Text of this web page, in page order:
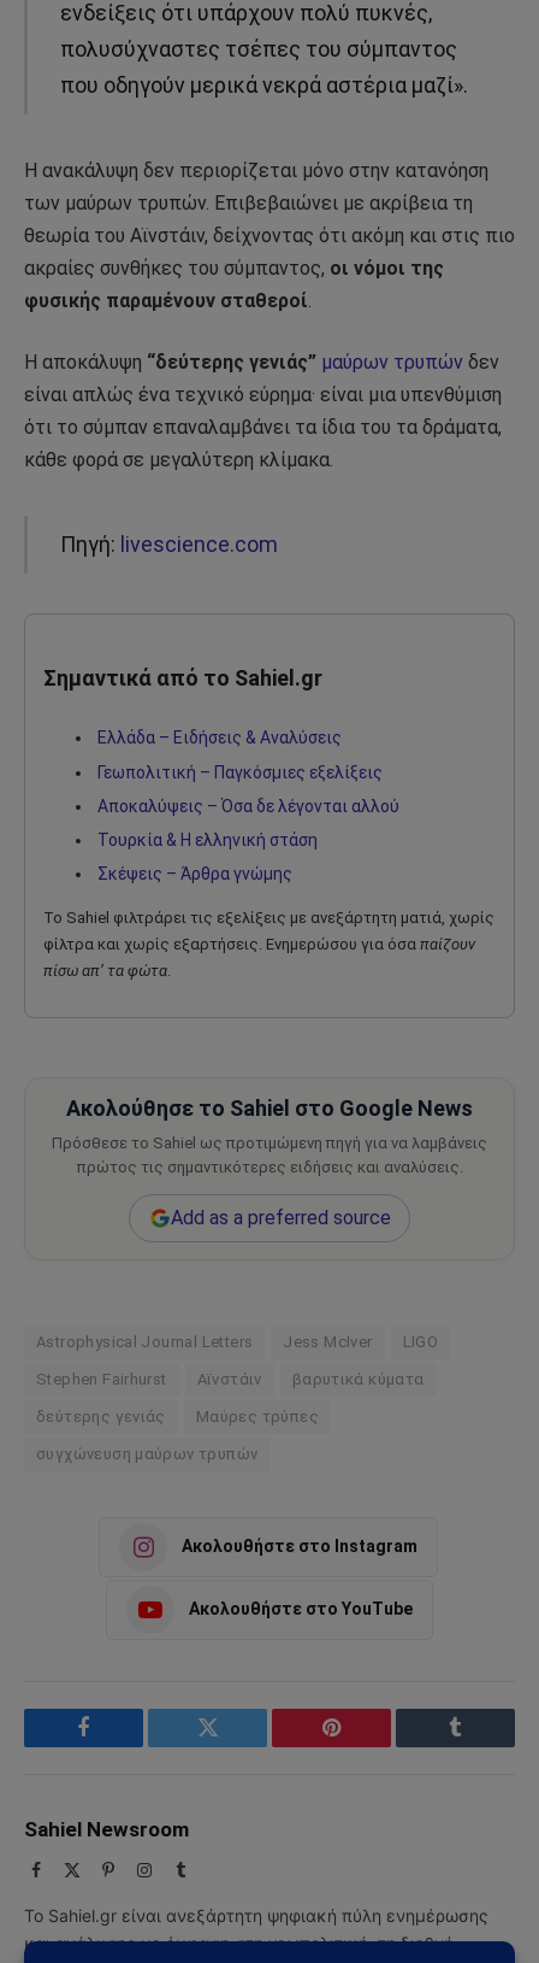
ενδείξεις ότι υπάρχουν πολύ πυκνές,
πολυσύχναστες τσέπες του σύμπαντος
που οδηγούν μερικά νεκρά αστέρια μαζί».
Η ανακάλυψη δεν περιορίζεται μόνο στην κατανόηση
των μαύρων τρυπών. Επιβεβαιώνει με ακρίβεια τη
θεωρία του Αϊνστάιν, δείχνοντας ότι ακόμη και στις πιο
ακραίες συνθήκες του σύμπαντος, οι νόμοι της
φυσικής παραμένουν σταθεροί
Η αποκάλυψη “δεύτερης γενιάς” μαύρων τρυπών δεν
είναι απλώς ένα τεχνικό εύρημα· είναι μια υπενθύμιση
ότι το σύμπαν επαναλαμβάνει τα ίδια του τα δράματα,
κάθε φορά σε μεγαλύτερη κλίμακα.
Πηγή: livescience.com
Σημαντικά από το Sahiel.gr
Ελλάδα – Ειδήσεις & Αναλύσεις
Γεωπολιτική – Παγκόσμιες εξελίξεις
Αποκαλύψεις – Όσα δε λέγονται αλλού
Τουρκία & Η ελληνική στάση
Σκέψεις – Άρθρα γνώμης
Το Sahiel φιλτράρει τις εξελίξεις με ανεξάρτητη ματιά, χωρίς
φίλτρα και χωρίς εξαρτήσεις. Ενημερώσου για όσα παίζουν
πίσω απ’ τα φώτα
Ακολούθησε το Sahiel στο Google News
Πρόσθεσε το Sahiel ως προτιμώμενη πηγή για να λαμβάνεις
πρώτος τις σημαντικότερες ειδήσεις και αναλύσεις.
Add as a preferred source
Astrophysical Journal Letters Jess McIver LIGO
Stephen Fairhurst Αϊνστάιν βαρυτικά κύματα
δεύτερης γενιάς Μαύρες τρύπες
συγχώνευση μαύρων τρυπών
Ακολουθήστε στο Instagram
Ακολουθήστε στο YouTube
Facebook Twitter Pinterest Tumblr
Sahiel Newsroom
Facebook PinterestInstagram
Tumblr
Το Sahiel.gr είναι ανεξάρτητη ψηφιακή πύλη ενημέρωσης
και ανάλυσης με έμφαση στη γεωπολιτική, τη διεθνή